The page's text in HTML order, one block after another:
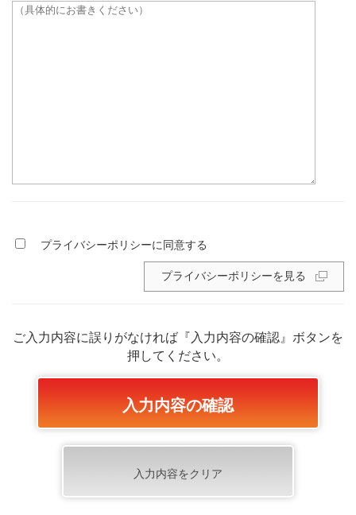
プライバシーポリシーに同意する
プライバシーポリシーを見る
ご入力内容に誤りがなければ『入力内容の確認』ボタンを
押してください。